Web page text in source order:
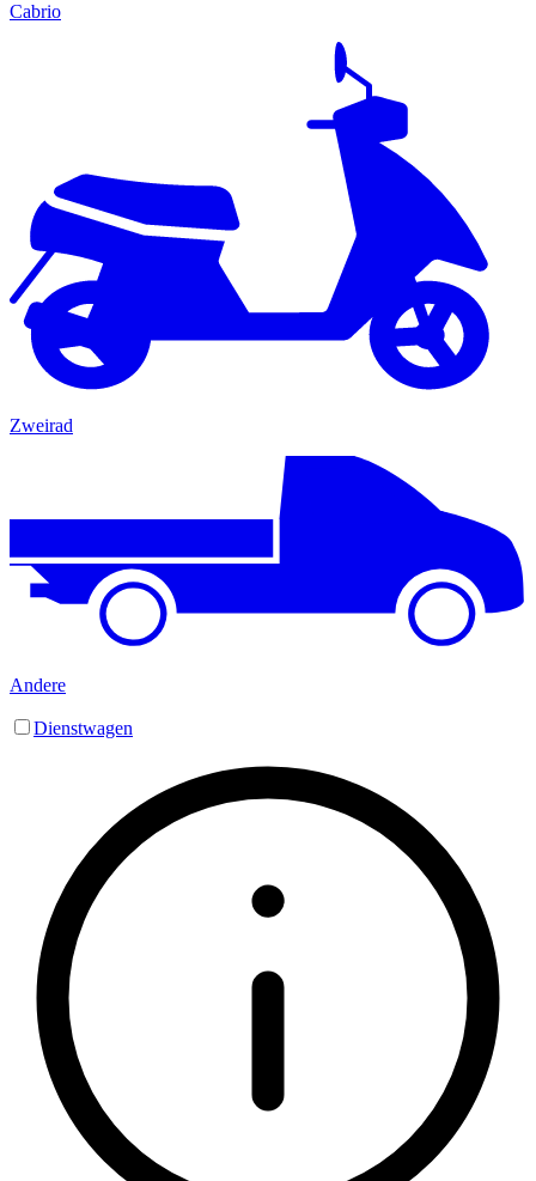
Cabrio
Zweirad
Andere
Dienstwagen